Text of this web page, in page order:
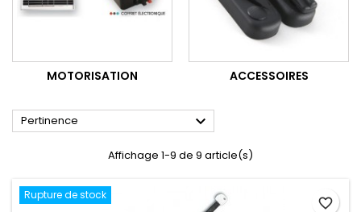
MOTORISATION ACCESSOIRES
Pertinence 
Affichage 1-9 de 9 article(s)
Rupture de stock
favorite_border